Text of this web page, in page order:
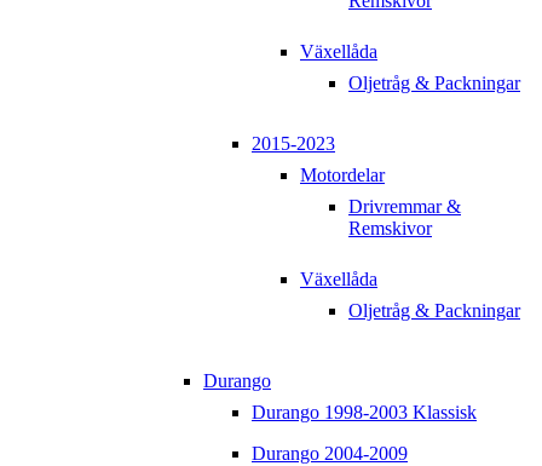
Växellåda
Oljetråg & Packningar
2015-2023
Motordelar
Drivremmar &
Remskivor
Växellåda
Oljetråg & Packningar
Durango
Durango 1998-2003 Klassisk
Durango 2004-2009